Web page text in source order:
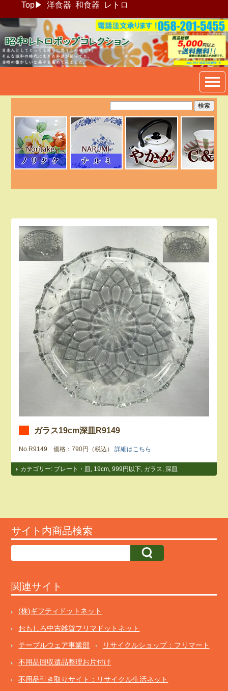
Top▶ 洋食器 和食器 レトロ
昭和レトロポップ食器生活雑
貨通販＠フリマート
ガラス19cm深皿R9149
No.R9149 価格：790円（税込）詳細はこちら
カテゴリー: プレート・皿 19cm ,999円以下 ガラス ,深皿
サイト内商品検索
関連サイト
(株)ギフティドットネット
おもしろ中古雑貨フリマドットネット
テーブルウェア事業部 リサイクルショップ：フリマート
不用品回収遺品整理お片付け
不用品引き取りサイト：リサイクル生活ネット